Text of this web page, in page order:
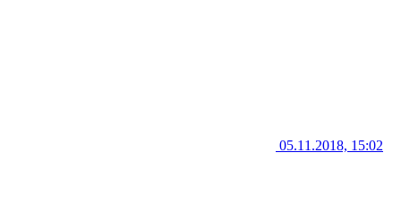
05.11.2018, 15:02